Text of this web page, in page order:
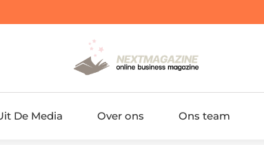
De Media Over ons Ons team